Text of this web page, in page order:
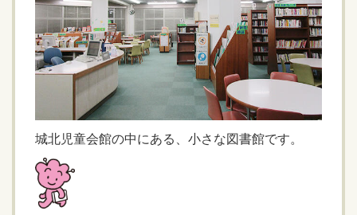
城北児童会館の中にある、小さな図書館です。